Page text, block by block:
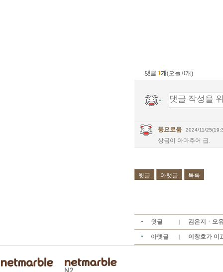
댓글 1개(오늘 0개)
풍요로움 2024/11/
상금이 아마추어 급.
윗글 아랫글 목록
윗글 | 김은지ㆍ오
아랫글 | 이창호가 이